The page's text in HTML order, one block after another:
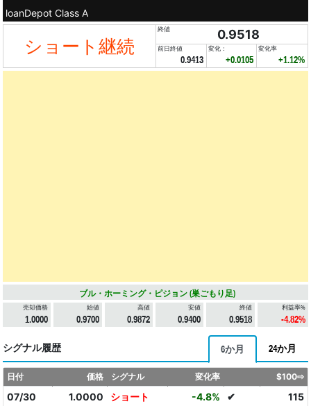
loanDepot Class A
ショート継続
終値 0.9518
前日終値
0.9413
変化：
+0.0105
変化率
+1.12%
ブル・ホーミング・ピジョン (巣ごもり足)
売却価格
1.0000
始値
0.9700
高値
0.9872
安値
0.9400
終値
0.9518
利益率%
-4.82%
シグナル履歴 6か月 24か月
日付 価格 シグナル 変化率 $100⇨
07/30 1.0000 ショート -4.8% ✔
115